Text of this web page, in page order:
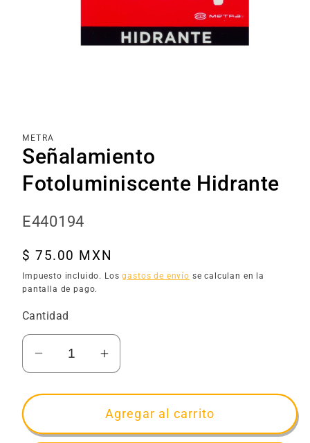
una
ventana
modal
METRA
Señalamiento
Fotoluminiscente Hidrante
SKU:
E440194
Precio
habitual
$ 75.00 MXN
Impuesto incluido. Losgastos de envío se calculan en la
pantalla de pago.
Cantidad
Reducir
cantidad
para
Señalamiento
Fotoluminiscente
Aumentar
cantidad
para
Señalamiento
Fotoluminiscente
Agregar al carrito